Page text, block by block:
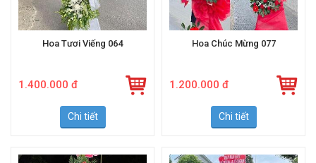
Hoa Tươi Viếng 064
Chi tiết
Hoa Chúc Mừng 077
Chi tiết